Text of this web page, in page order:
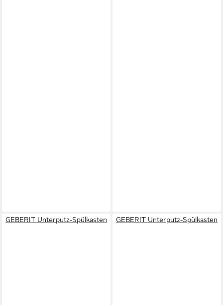
GEBERIT Unterputz-Spülkasten GEBERIT Unterputz-Spülkasten